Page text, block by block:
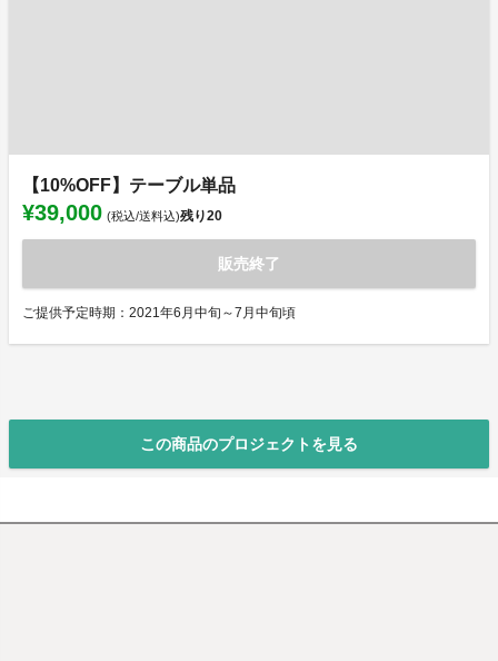
【10%OFF】テーブル単品
¥39,000 (税込/送料込)残り20
販売終了
ご提供予定時期：2021年6月中旬～7月中旬頃
この商品のプロジェクトを見る